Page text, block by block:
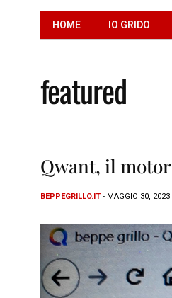
HOME IO GRIDO
featured
Qwant, il
BEPPEGRILLO.IT - MAGGIO 30, 2023